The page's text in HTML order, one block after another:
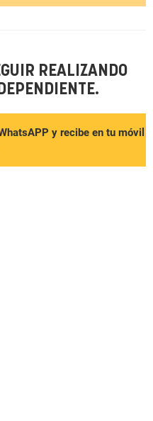
REALIZANDO
y recibe en tu móvil